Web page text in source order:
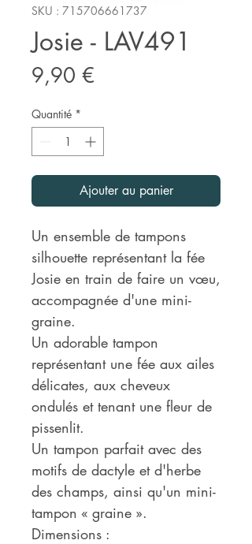
SKU : 715706661737
Josie - LAV491
9,90 €
Quantité *
Ajouter au panier
Un ensemble de tampons
silhouette représentant la fée
Josie en train de faire un vœu,
accompagnée d'une mini-
graine.
Un adorable tampon
représentant une fée aux ailes
délicates, aux cheveux
ondulés et tenant une fleur de
pissenlit.
Un tampon parfait avec des
motifs de dactyle et d'herbe
des champs, ainsi qu'un mini-
tampon « graine ».
Dimensions :